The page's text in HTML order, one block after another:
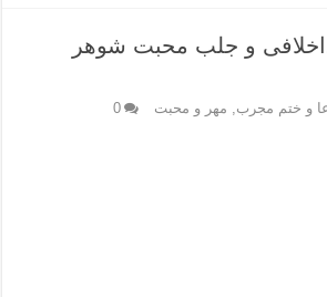
و جلب محبت شوهر
و ختم مجرب مهر و محبت 0